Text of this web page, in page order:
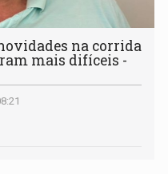
na corrida
mais difíceis -